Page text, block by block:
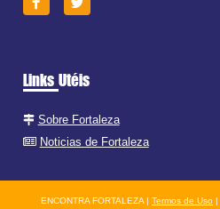
Links Utéis
Sobre Fortaleza
Noticias de Fortaleza
ENCONTRA FORTALEZA | Termos de Uso |